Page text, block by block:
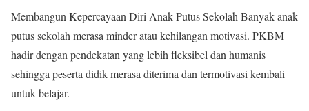
Membangun Kepercayaan Diri Anak Putus Sekolah Banyak anak
putus sekolah merasa minder atau kehilangan motivasi. PKBM
hadir dengan pendekatan yang lebih fleksibel dan humanis
sehingga peserta didik merasa diterima dan termotivasi kembali
untuk belajar.